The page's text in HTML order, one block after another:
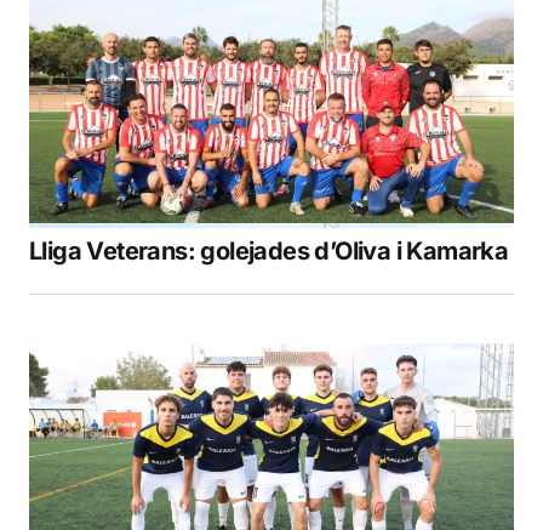
Lliga Veterans: golejades d’Oliva i Kamarka